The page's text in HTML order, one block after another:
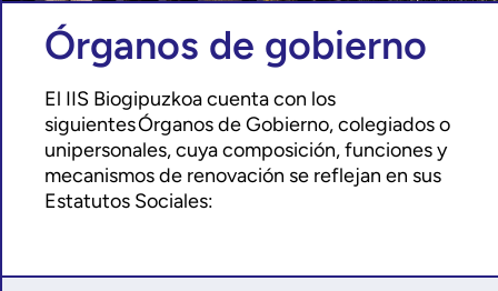
Órganos de gobierno
El IIS Biogipuzkoa cuenta con los
siguientes Órganos de Gobierno, colegiados o
unipersonales, cuya composición, funciones y
mecanismos de renovación se reflejan en sus
Estatutos Sociales: